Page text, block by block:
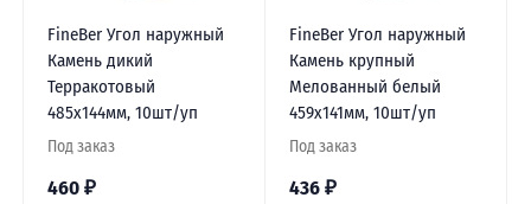
FineBer Угол наружный
Камень дикий
Терракотовый
485х144мм, 10шт/уп
Под заказ
460 ₽
FineBer Угол наружный
Камень крупный
Мелованный белый
459х141мм, 10шт/уп
Под заказ
436 ₽